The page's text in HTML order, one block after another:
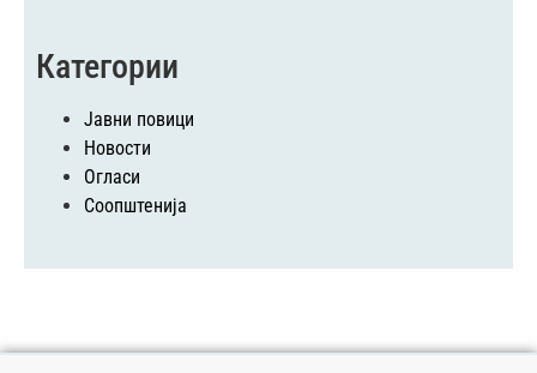
Категории
Јавни повици
Новости
Огласи
Соопштенија